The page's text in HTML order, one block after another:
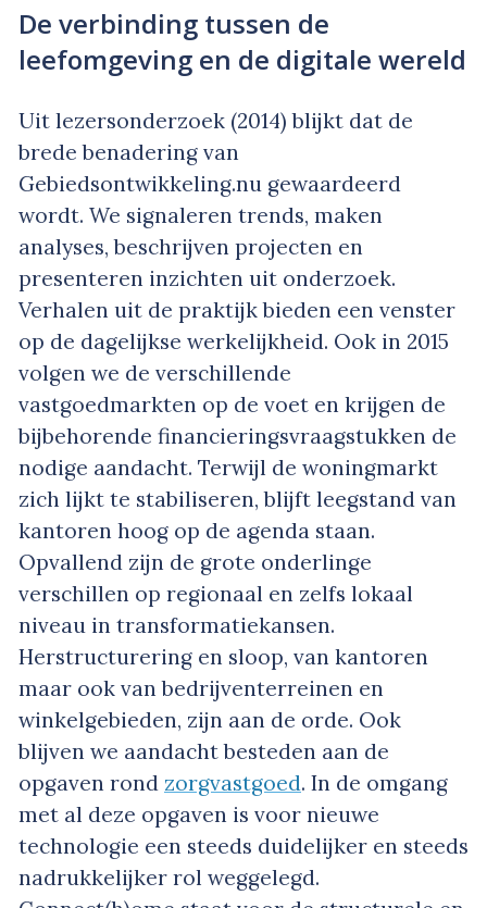
De verbinding tussen de
leefomgeving en de digitale wereld
Uit lezersonderzoek (2014) blijkt dat de
brede benadering van
Gebiedsontwikkeling.nu gewaardeerd
wordt. We signaleren trends, maken
analyses, beschrijven projecten en
presenteren inzichten uit onderzoek.
Verhalen uit de praktijk bieden een venster
op de dagelijkse werkelijkheid. Ook in 2015
volgen we de verschillende
vastgoedmarkten op de voet en krijgen de
bijbehorende financieringsvraagstukken de
nodige aandacht. Terwijl de woningmarkt
zich lijkt te stabiliseren, blijft leegstand van
kantoren hoog op de agenda staan.
Opvallend zijn de grote onderlinge
verschillen op regionaal en zelfs lokaal
niveau in transformatiekansen.
Herstructurering en sloop, van kantoren
maar ook van bedrijventerreinen en
winkelgebieden, zijn aan de orde. Ook
blijven we aandacht besteden aan de
opgaven rond zorgvastgoed. In de omgang
met al deze opgaven is voor nieuwe
technologie een steeds duidelijker en steeds
nadrukkelijker rol weggelegd.